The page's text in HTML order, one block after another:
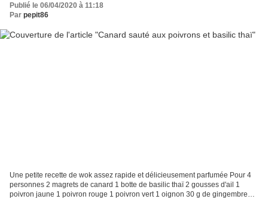
Publié le 06/04/2020 à 11:18
Par pepit86
Une petite recette de wok assez rapide et délicieusement parfumée Pour 4
personnes 2 magrets de canard 1 botte de basilic thaï 2 gousses d'ail 1
poivron jaune 1 poivron rouge 1 poivron vert 1 oignon 30 g de gingembre